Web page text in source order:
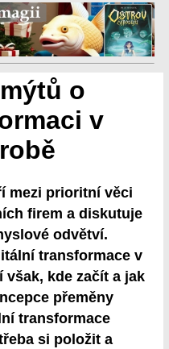
o
v
mezi prioritní věci
firem a diskutuje
odvětví.
transformace v
však, kde začít a jak
přeměny
transformace
si položit a